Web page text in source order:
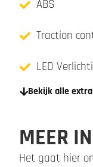
ABS
Traction
LED
Bekijk alle
MEER
Het gaat hier